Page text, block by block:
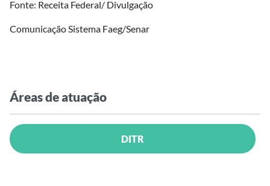
Fonte: Receita Federal/ Divulgação
Comunicação Sistema Faeg/Senar
Áreas de atuação
DITR